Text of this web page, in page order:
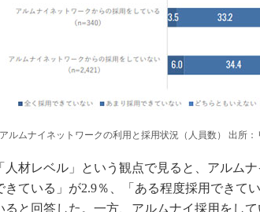
アルムナイネットワークの利用と採用状況（人員数） 出所：
材レベル」という観点で見ると、アルム
きている」が2.9％、「ある程度採用できて
ると回答した。一方、アルムナイ採用をし